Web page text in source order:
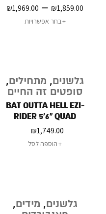
₪1,859.00
–
₪1,969.00
בחר אפשרויות
גלשנים, מתחילים,
סופטים זה החיים
BAT OUTTA HELL EZI-
RIDER 5'6" QUAD
₪1,749.00
הוספה לסל
גלשנים, מידים,